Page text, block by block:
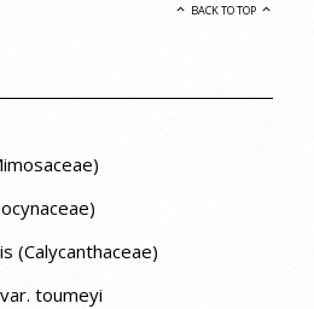
BACK TO TOP
(Calycanthaceae)
toumeyi